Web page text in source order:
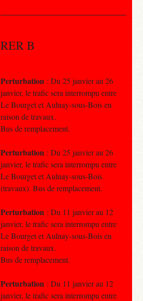
RER B
Perturbation : Du 25 janvier au 26
janvier, le trafic sera interrompu entre
Le Bourget et Aulnay-sous-Bois en
raison de travaux.
Bus de remplacement.
Perturbation : Du 25 janvier au 26
janvier, le trafic sera interrompu entre
Le Bourget et Aulnay-sous-Bois
(travaux). Bus de remplacement.
Perturbation : Du 11 janvier au 12
janvier, le trafic sera interrompu entre
Le Bourget et Aulnay-sous-Bois en
raison de travaux.
Bus de remplacement.
Perturbation : Du 11 janvier au 12
janvier, le trafic sera interrompu entre